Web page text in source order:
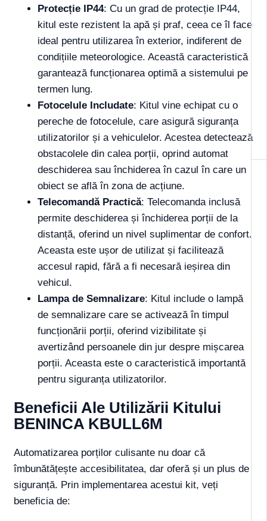
Protecție IP44: Cu un grad de protecție IP44,
kitul este rezistent la apă și praf, ceea ce îl face
ideal pentru utilizarea în exterior, indiferent de
condițiile meteorologice. Această caracteristică
garantează funcționarea optimă a sistemului pe
termen lung.
Fotocelule Includate: Kitul vine echipat cu o
pereche de fotocelule, care asigură siguranța
utilizatorilor și a vehiculelor. Acestea detectează
obstacolele din calea porții, oprind automat
deschiderea sau închiderea în cazul în care un
obiect se află în zona de acțiune.
Telecomandă Practică: Telecomanda inclusă
permite deschiderea și închiderea porții de la
distanță, oferind un nivel suplimentar de confort.
Aceasta este ușor de utilizat și facilitează
accesul rapid, fără a fi necesară ieșirea din
vehicul.
Lampa de Semnalizare: Kitul include o lampă
de semnalizare care se activează în timpul
funcționării porții, oferind vizibilitate și
avertizând persoanele din jur despre mișcarea
porții. Aceasta este o caracteristică importantă
pentru siguranța utilizatorilor.
Beneficii Ale Utilizării Kitului
BENINCA KBULL6M
Automatizarea porților culisante nu doar că
îmbunătățește accesibilitatea, dar oferă și un plus de
siguranță. Prin implementarea acestui kit, veți
beneficia de: